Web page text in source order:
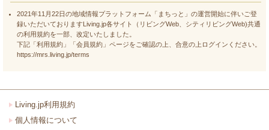
2021年11月22日の地域情報プラットフォーム「まちっと」の運営開始に伴いご登
録いただいておりますLiving.jp各サイト（リビングWeb、シティリビングWeb)共通
の利用規約を一部、改定いたしました。
下記「利用規約」「会員規約」ページをご確認の上、合意の上ログインください。
https://mrs.living.jp/terms
Living.jp利用規約
個人情報について